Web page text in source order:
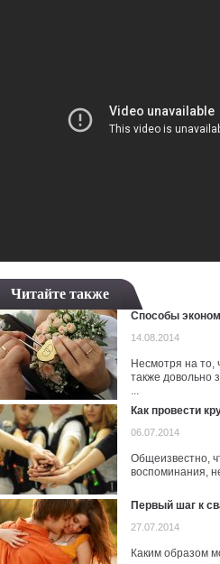
Читайте также
Способы
14.08.2014
Несмотря на то,
также довольно
...
Как провести
06.07.2014
Общеизвестно,
воспоминания,
Первый шаг к
27.07.2014
Каким образом